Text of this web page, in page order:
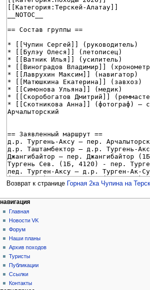
Возврат к странице Горная 2ка Чупина на
Н
а
в
и
а
ц
и
действия на странице
статья
обсуждение
читать
просмотр
кода
история
персональные инструменты
создать
учётную
запись
войти
навигация
Главная
Новости VK
Форум
Наши планы
Архив походов
Туристы
Публикации
Ссылки
Контакты